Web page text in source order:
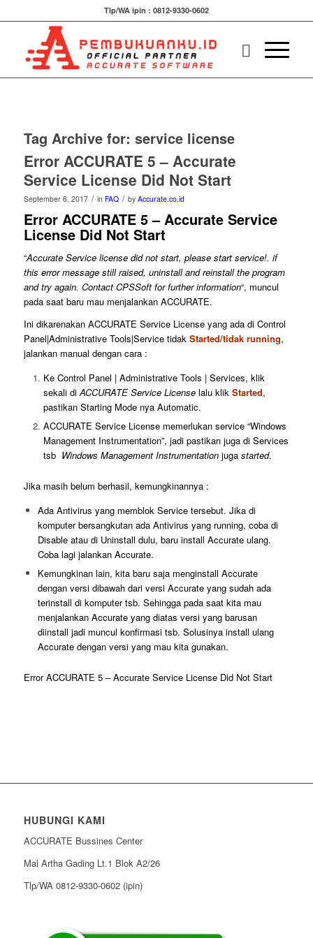
Tlp/WA ipin : 0812-9330-0602
Tag Archive for: service license
Error ACCURATE 5 – Accurate
Service License Did Not Start
September 6, 2017 / in FAQ / by Accurate.co.id
Error ACCURATE 5 – Accurate Service
License Did Not Start
“Accurate Service license did not start, please start service!. if
this error message still raised, uninstall and reinstall the program
and try again. Contact CPSSoft for further information“, muncul
pada saat baru mau menjalankan ACCURATE.
Ini dikarenakan ACCURATE Service License yang ada di Control
Panel|Administrative Tools|Service tidak Started/tidak running,
jalankan manual dengan cara :
Ke Control Panel | Administrative Tools | Services, klik
sekali diACCURATE Service Licenselalu klik Started,
pastikan Starting Mode nya Automatic.
ACCURATE Service License memerlukan service “Windows
Management Instrumentation”, jadi pastikan juga di Services
tsb Windows Management Instrumentationjugastarted.
Jika masih belum berhasil, kemungkinannya :
Ada Antivirus yang memblok Service tersebut. Jika di
komputer bersangkutan ada Antivirus yang running, coba di
Disable atau di Uninstall dulu, baru install Accurate ulang.
Coba lagi jalankan Accurate.
Kemungkinan lain, kita baru saja menginstall Accurate
dengan versi dibawah dari versi Accurate yang sudah ada
terinstall di komputer tsb. Sehingga pada saat kita mau
menjalankan Accurate yang diatas versi yang barusan
diinstall jadi muncul konfirmasi tsb. Solusinya install ulang
Accurate dengan versi yang mau kita gunakan.
Error ACCURATE 5 – Accurate Service License Did Not Start
HUBUNGI KAMI
ACCURATE Bussines Center
Mal Artha Gading Lt.1 Blok A2/26
Tlp/WA 0812-9330-0602 (ipin)